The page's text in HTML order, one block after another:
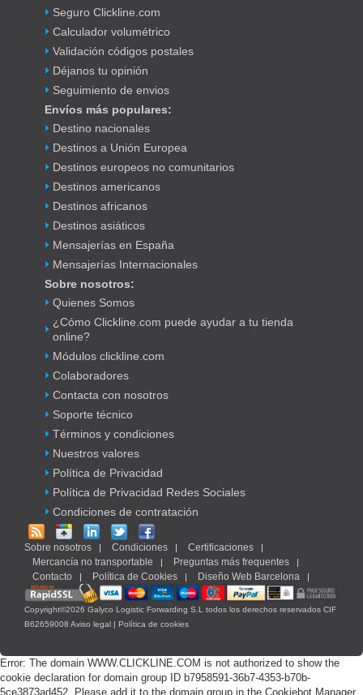
Seguro Clickline.com
Calculador volumétrico
Validación códigos postales
Déjanos tu opinión
Seguimiento de envios
Envíos más populares:
Destino nacionales
Destinos a Unión Europea
Destinos europeos no comunitarios
Destinos americanos
Destinos africanos
Destinos asiáticos
Mensajerías en España
Mensajerías Internacionales
Sobre nosotros:
Quienes Somos
¿Cómo Clickline.com puede ayudar a tu tienda
online?
Módulos clickline.com
Colaboradores
Contacta con nosotros
Soporte técnico
Términos y condiciones
Nuestros valores
Política de Privacidad
Política de Privacidad Redes Sociales
Condiciones de contratación
Sobre nosotros Condiciones
Certificaciones
Mercancía no transportable
Preguntas más frequentes
Contacto
Política de Cookies Diseño Web Barcelona
Copyright©2026 Galyco Logistic Forwarding S.L todos los derechos reservados CIF
B62659008 Aviso legal | Política de cookies
Error: The domain WWW.CLICKLINE.COM is not authorized to show the
cookie declaration for domain group ID b7958591-36b7-4353-b70b-
5ce3873ad452. Please add it to the domain group in the Cookiebot Manager